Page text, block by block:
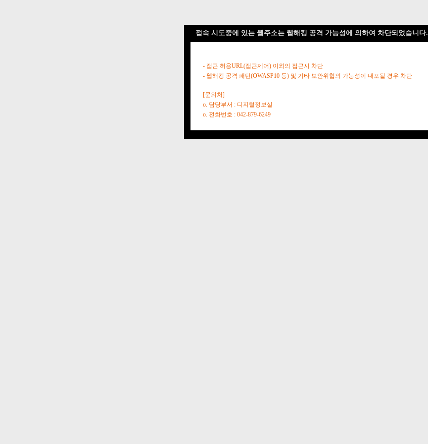
접속 시도중에 있는 웹주소는 웹해킹 공격 가능성에 의하여 차단되었습니다.
- 접근 허용URL(접근제어) 이외의 접근시 차단
- 웹해킹 공격 패턴(OWASP10 등) 및 기타 보안위협의 가능성이 내포될 경우 차단
[문의처]
o. 담당부서 : 디지털정보실
o. 전화번호 : 042-879-6249